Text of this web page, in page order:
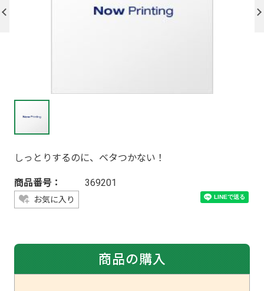
しっとりするのに、ベタつかない！
商品番号： 369201
お気に入り
商品の購入